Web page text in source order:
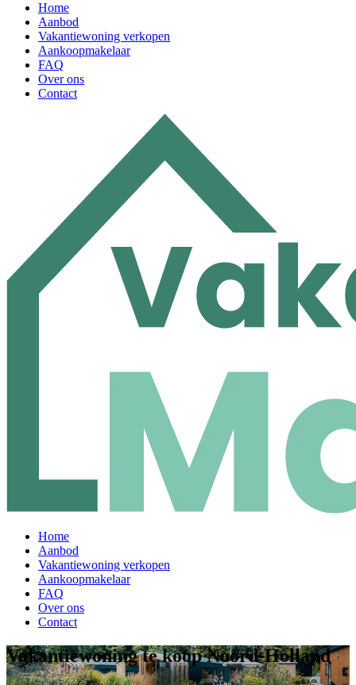
Home
Aanbod
Vakantiewoning verkopen
Aankoopmakelaar
FAQ
Over ons
Contact
Home
Aanbod
Vakantiewoning verkopen
Aankoopmakelaar
FAQ
Over ons
Contact
Vakantiewoning te koop Noord-Holland